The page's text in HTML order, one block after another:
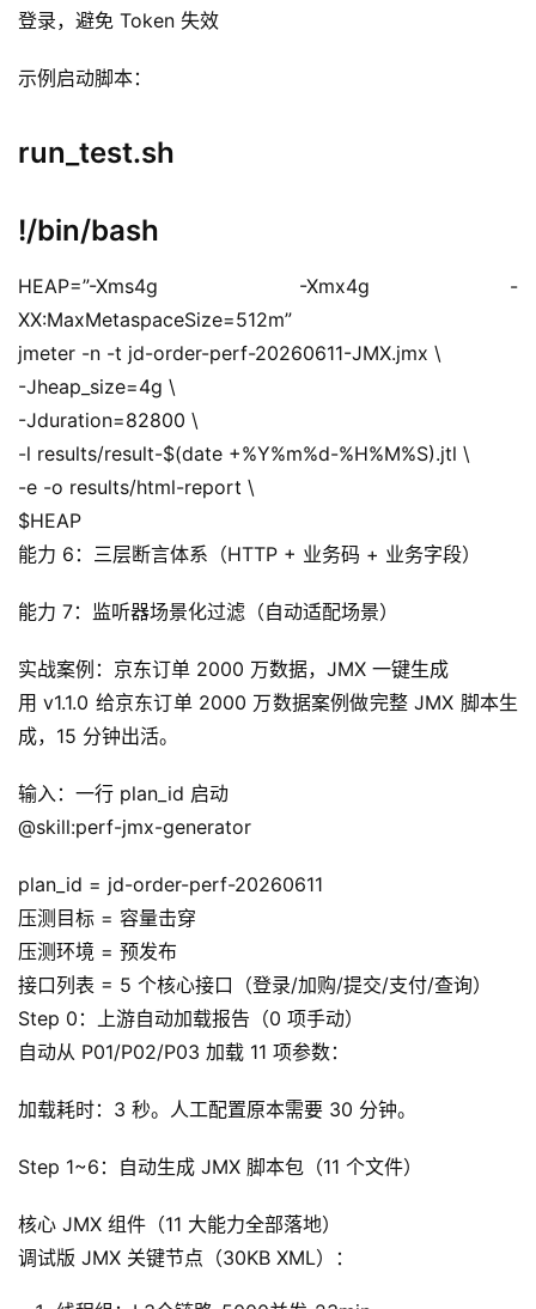
登录，避免 Token 失效
示例启动脚本：
run_test.sh
!/bin/bash
HEAP=”-Xms4g -Xmx4g -
XX:MaxMetaspaceSize=512m”
jmeter -n -t jd-order-perf-20260611-JMX.jmx \
-Jheap_size=4g \
-Jduration=82800 \
-l results/result-$(date +%Y%m%d-%H%M%S).jtl \
-e -o results/html-report \
$HEAP
能力 6：三层断言体系（HTTP + 业务码 + 业务字段）
能力 7：监听器场景化过滤（自动适配场景）
实战案例：京东订单 2000 万数据，JMX 一键生成
用 v1.1.0 给京东订单 2000 万数据案例做完整 JMX 脚本生
成，15 分钟出活。
输入：一行 plan_id 启动
@skill:perf-jmx-generator
plan_id = jd-order-perf-20260611
压测目标 = 容量击穿
压测环境 = 预发布
接口列表 = 5 个核心接口（登录/加购/提交/支付/查询）
Step 0：上游自动加载报告（0 项手动）
自动从 P01/P02/P03 加载 11 项参数：
加载耗时：3 秒。人工配置原本需要 30 分钟。
Step 1~6：自动生成 JMX 脚本包（11 个文件）
核心 JMX 组件（11 大能力全部落地）
调试版 JMX 关键节点（30KB XML）：